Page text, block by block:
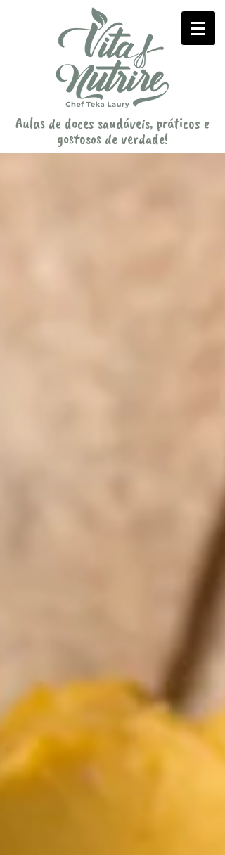
Aulas de doces saudáveis, práticos e
gostosos de verdade!